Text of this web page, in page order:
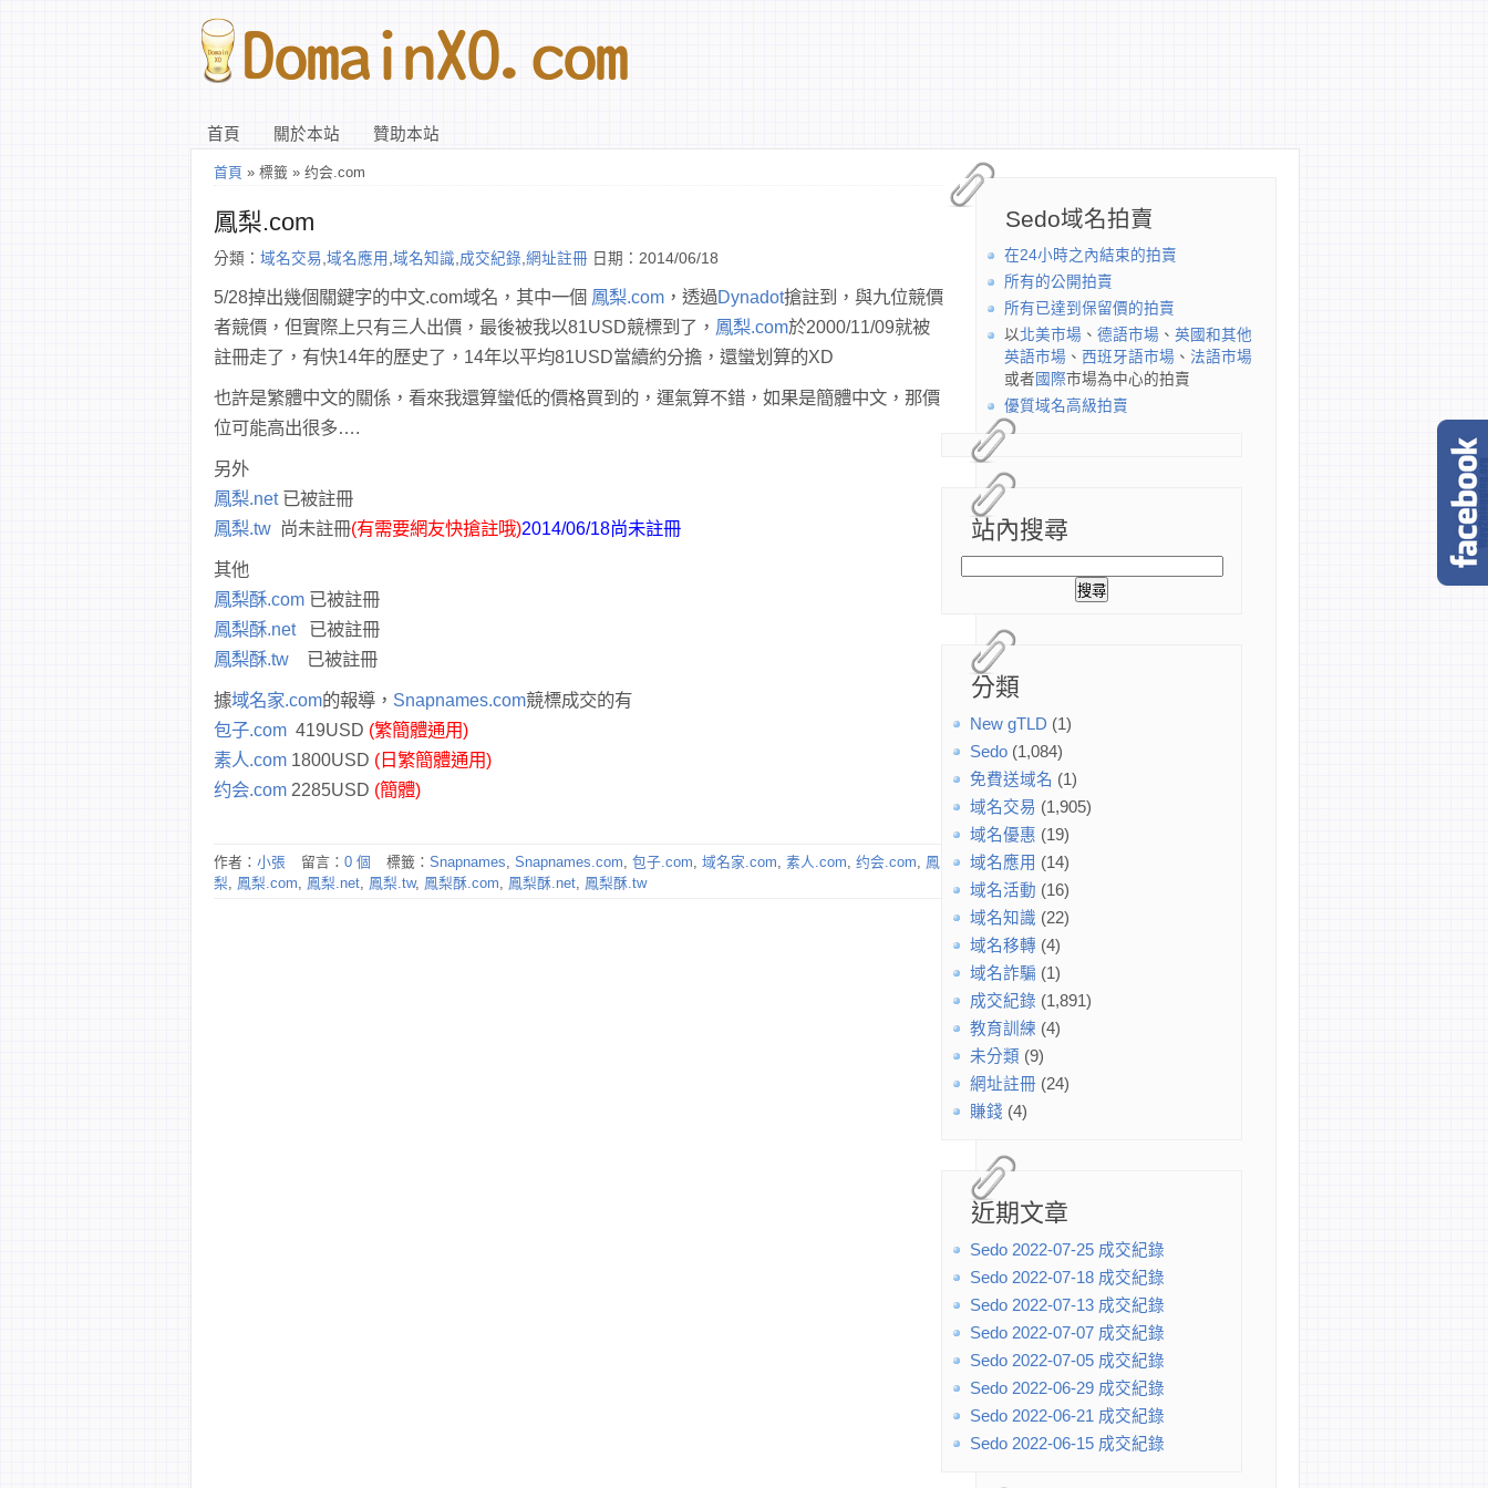
首頁 關於本站 贊助本站
Sedo域名拍賣
在24小時之內結束的拍賣
所有的公開拍賣
所有已達到保留價的拍賣
以北美市場 、 德語市場 、 英國和其他
英語市場 、 西班牙語市場 、 法語市場
或者 國際市場為中心的拍賣
優質域名高級拍賣
站內搜尋
分類
New gTLD (1)
Sedo (1,084)
免費送域名 (1)
域名交易 (1,905)
域名優惠 (19)
域名應用 (14)
域名活動 (16)
域名知識 (22)
域名移轉 (4)
域名詐騙 (1)
成交紀錄 (1,891)
教育訓練 (4)
未分類 (9)
網址註冊 (24)
賺錢 (4)
近期文章
Sedo 2022-07-25 成交紀錄
Sedo 2022-07-18 成交紀錄
Sedo 2022-07-13 成交紀錄
Sedo 2022-07-07 成交紀錄
Sedo 2022-07-05 成交紀錄
Sedo 2022-06-29 成交紀錄
Sedo 2022-06-21 成交紀錄
Sedo 2022-06-15 成交紀錄
首頁 » 標籤 » 约会.com
鳳梨.com
分類： 域名交易,域名應用 ,域名知識,成交紀錄,網址註冊 日期：2014/06/18
5/28掉出幾個關鍵字的中文.com域名，其中一個 鳳梨.com ，透過Dynadot搶註到，與九位競價
者競價，但實際上只有三人出價，最後被我以81USD競標到了， 鳳梨.com於2000/11/09就被
註冊走了，有快14年的歷史了，14年以平均81USD當續約分擔，還蠻划算的XD
也許是繁體中文的關係，看來我還算蠻低的價格買到的，運氣算不錯，如果是簡體中文，那價
位可能高出很多….
另外
鳳梨.net已被註冊
鳳梨.tw 尚未註冊(有需要網友快搶註哦)2014/06/18尚未註冊
其他
鳳梨酥.com 已被註冊
鳳梨酥.net已被註冊
鳳梨酥.tw 已被註冊
據域名家.com的報導， Snapnames.com競標成交的有
包子.com 419USD (繁簡體通用)
素人.com 1800USD (日繁簡體通用)
约会.com 2285USD (簡體)
作者： 小張 留言： 0 個 標籤： Snapnames, Snapnames.com, 包子.com, 域名家.com, 素人.com, 约会.com, 鳳
梨, 鳳梨.com, 鳳梨.net, 鳳梨.tw, 鳳梨酥.com, 鳳梨酥.net, 鳳梨酥.tw